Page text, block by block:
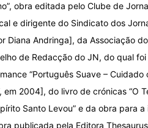
obra editada pelo Clube de
e dirigente do Sindicato dos
Diana Andringa], da Associação
de Redacção do JN, do qual
“Português Suave – Cuidado
em 2004], do livro de crónicas “O
Santo Levou” e da obra para a
publicada pela Editora